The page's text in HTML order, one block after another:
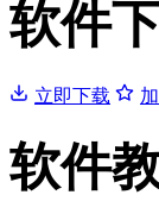
软件
立即下载
软件